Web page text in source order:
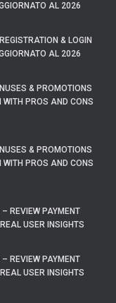
AL 2026
& LOGIN
AL 2026
& PROMOTIONS
WITH PROS AND CONS
& PROMOTIONS
WITH PROS AND CONS
REVIEW PAYMENT
USER INSIGHTS
REVIEW PAYMENT
USER INSIGHTS